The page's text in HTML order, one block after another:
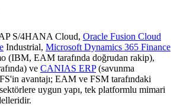
S/4HANA Cloud, Oracle Fusion Cloud
Industrial, Microsoft Dynamics 365 Finance
(IBM, EAM tarafında doğrudan rakip),
ve CANIAS ERP(savunma
avantajı; EAM ve FSM tarafındaki
uygun yapı, tek platformlu mimari